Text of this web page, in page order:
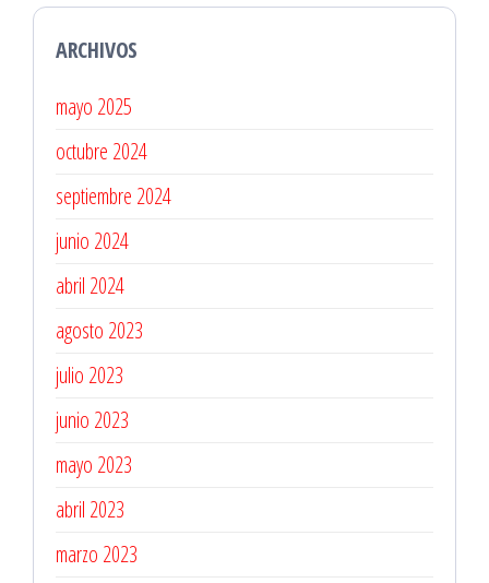
ARCHIVOS
mayo 2025
octubre 2024
septiembre 2024
junio 2024
abril 2024
agosto 2023
julio 2023
junio 2023
mayo 2023
abril 2023
marzo 2023